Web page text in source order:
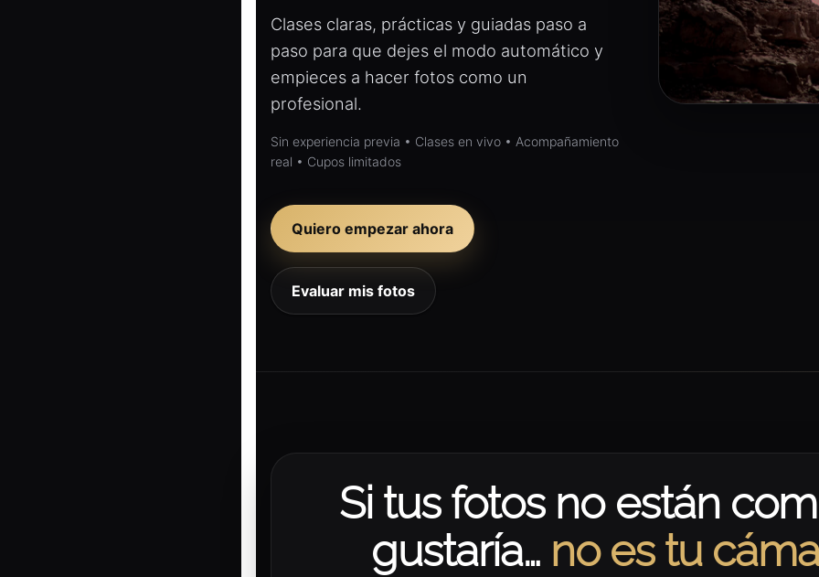
Clases claras, prácticas y guiadas paso a
paso para que dejes el modo automático y
empieces a hacer fotos como un
profesional.
Sin experiencia previa • Clases en vivo • Acompañamiento
real • Cupos limitados
Quiero empezar ahora
Evaluar mis fotos
Si tus fotos no están
gustaría… no es tu